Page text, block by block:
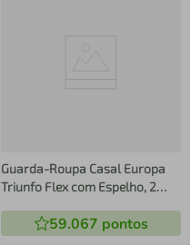
Guarda-Roupa Casal Europa
Triunfo Flex com Espelho, 2
59.067 pontos